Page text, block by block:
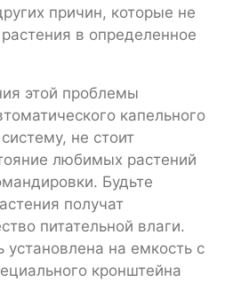
причин, которые не
в определенное
этой проблемы
капельного
не стоит
любимых растений
Будьте
получат
питательной влаги.
на емкость с
кронштейна